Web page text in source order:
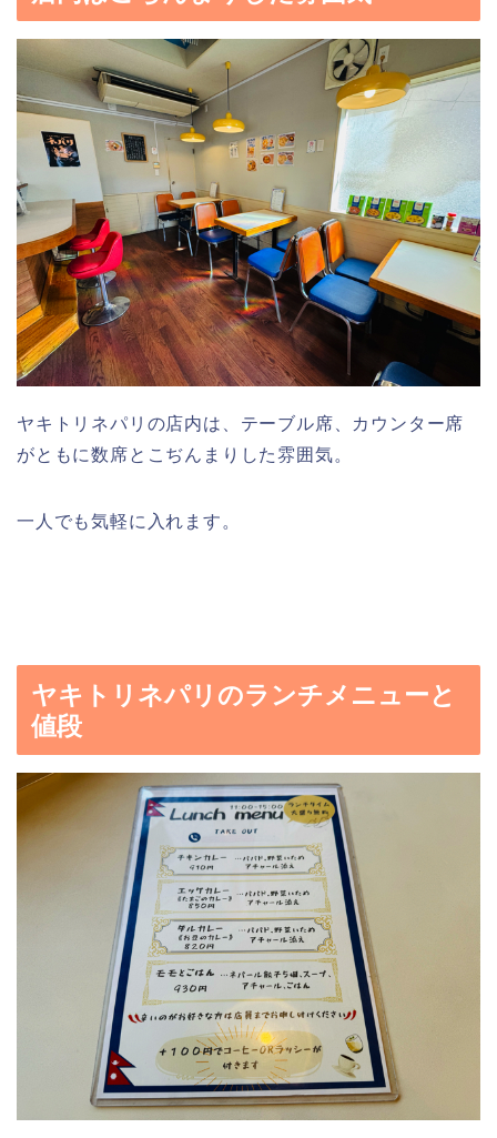
ヤキトリネパリの店内は、テーブル席、カウンター席
がともに数席とこぢんまりした雰囲気。
一人でも気軽に入れます。
ヤキトリネパリのランチメニューと
値段